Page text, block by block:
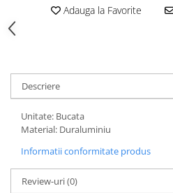
Adauga la Favorite
Descriere
Unitate: Bucata
Material: Duraluminiu
Informatii conformitate produs
Review-uri(0)